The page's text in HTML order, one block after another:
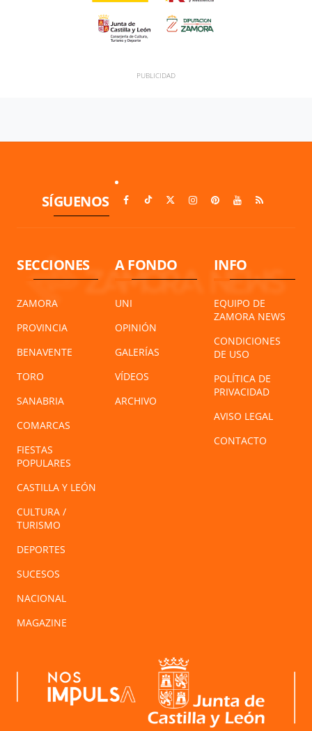
SÍGUENOS
SECCIONES
ZAMORA
PROVINCIA
BENAVENTE
TORO
SANABRIA
COMARCAS
FIESTAS
POPULARES
CASTILLA Y LEÓN
CULTURA /
TURISMO
DEPORTES
SUCESOS
NACIONAL
MAGAZINE
A FONDO
UNI
OPINIÓN
GALERÍAS
VÍDEOS
ARCHIVO
INFO
EQUIPO DE
ZAMORA NEWS
CONDICIONES
DE USO
POLÍTICA DE
PRIVACIDAD
AVISO LEGAL
CONTACTO